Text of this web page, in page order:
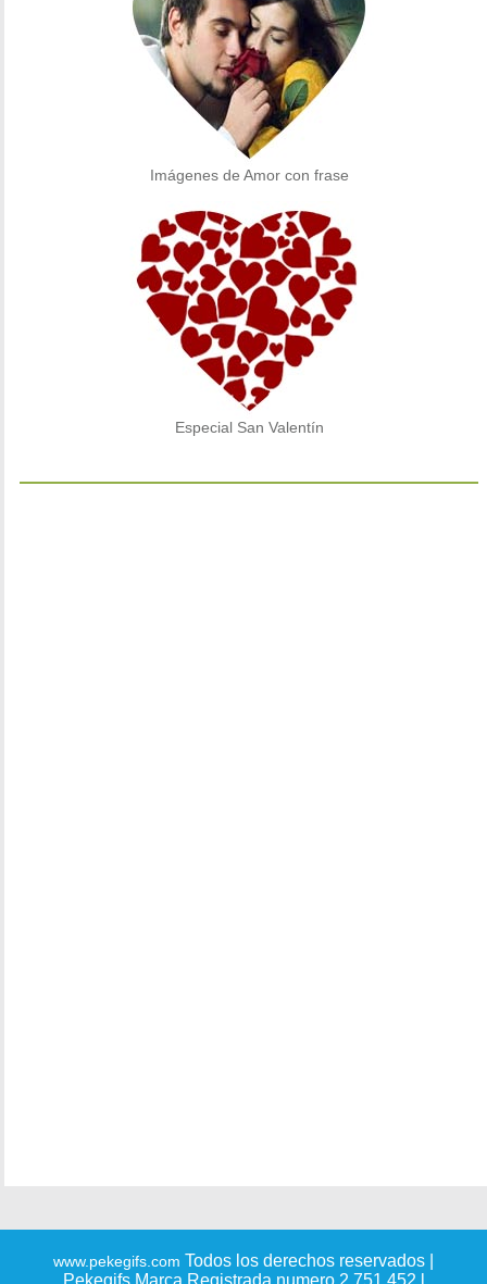
Imágenes de Amor con frase
Especial San Valentín
www.pekegifs.com Todos los derechos reservados |
Pekegifs Marca Registrada numero 2.751.452 l